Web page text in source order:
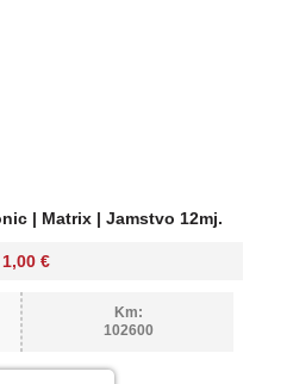
| Matrix | Jamstvo 12mj.
1,00 €
Km:
102600